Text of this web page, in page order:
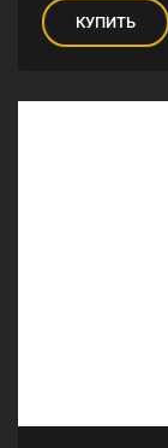
КУПИТЬ